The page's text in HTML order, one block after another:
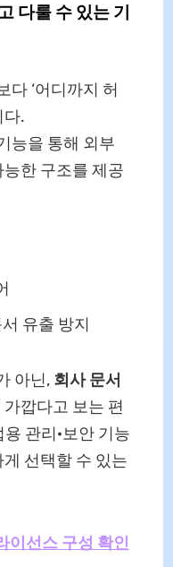
다룰 수 있는 기
다 ‘어디까지 허
다.
능을 통해 외부
한 구조를 제공
유출 방지
아닌, 회사 문서
가깝다고 보는 편
관리·보안 기능
선택할 수 있는
이선스 구성 확인